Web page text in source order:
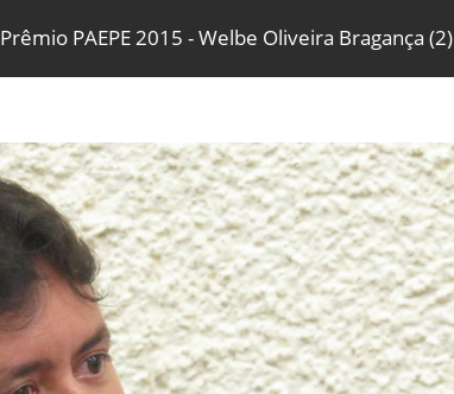
Prêmio PAEPE 2015 - Welbe Oliveira Bragança (2)